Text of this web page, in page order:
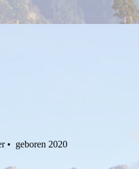
• geboren 2020